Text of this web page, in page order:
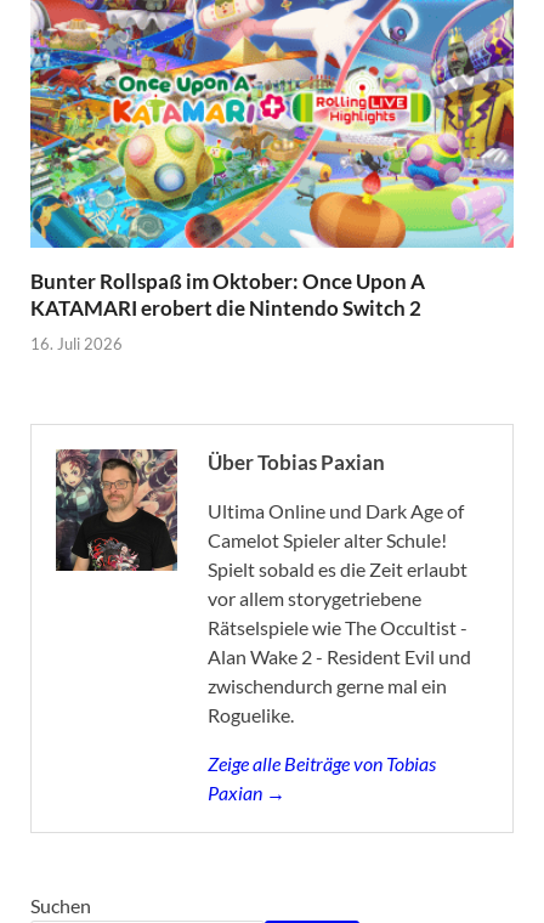
Bunter Rollspaß im Oktober: Once Upon A
KATAMARI erobert die Nintendo Switch 2
16. Juli 2026
Über Tobias Paxian
Ultima Online und Dark Age of
Camelot Spieler alter Schule!
Spielt sobald es die Zeit erlaubt
vor allem storygetriebene
Rätselspiele wie The Occultist -
Alan Wake 2 - Resident Evil und
zwischendurch gerne mal ein
Roguelike.
Zeige alle Beiträge von Tobias
Paxian →
Suchen